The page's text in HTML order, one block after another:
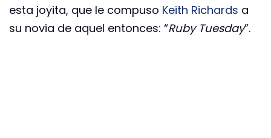
esta joyita, que le compuso Keith Richards a
su novia de aquel entonces: “Ruby Tuesday”.